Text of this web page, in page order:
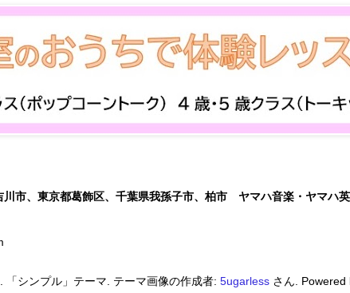
川市、東京都葛飾区、千葉県我孫子市、柏市 ヤマハ音楽・ヤマ
「シンプル」テーマ. テーマ画像の作成者: 5ugarlessさん. Powered